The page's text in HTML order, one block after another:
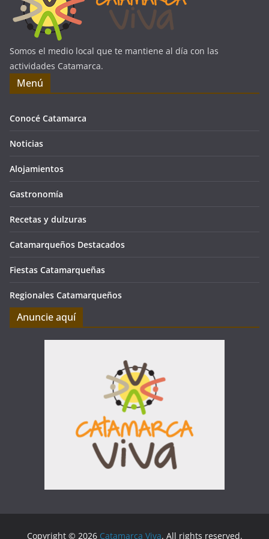
Somos el medio local que te mantiene al día con las
actividades Catamarca.
Menú
Conocé Catamarca
Noticias
Alojamientos
Gastronomía
Recetas y dulzuras
Catamarqueños Destacados
Fiestas Catamarqueñas
Regionales Catamarqueños
Anuncie aquí
Copyright © 2026 Catamarca Viva. All rights reserved.